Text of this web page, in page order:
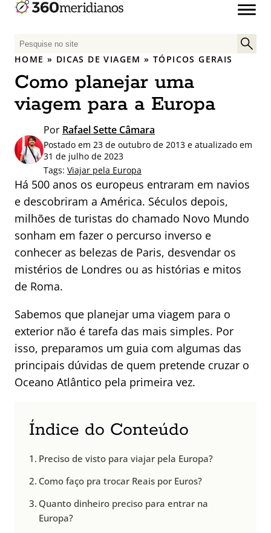
P
e
q
u
a
r
o
r
:
HOME » DICAS DE VIAGEM »TÓPICOS GERAIS
Como planejar uma
viagem para a Europa
Por Rafael Sette Câmara
Postado em 23 de outubro de 2013 e atualizado em
31 de julho de 2023
Tags: Viajar pela Europa
Há 500 anos os europeus entraram em navios
e descobriram a América. Séculos depois,
milhões de turistas do chamado Novo Mundo
sonham em fazer o percurso inverso e
conhecer as belezas de Paris, desvendar os
mistérios de Londres ou as histórias e mitos
de Roma.
Sabemos que planejar uma viagem para o
exterior não é tarefa das mais simples. Por
isso, preparamos um guia com algumas das
principais dúvidas de quem pretende cruzar o
Oceano Atlântico pela primeira vez.
Índice do Conteúdo
Preciso de visto para viajar pela Europa?
Como faço pra trocar Reais por Euros?
Quanto dinheiro preciso para entrar na
Europa?